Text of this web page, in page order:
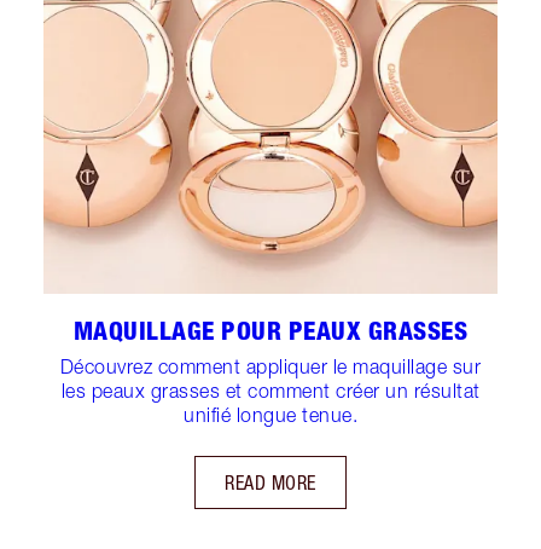
MAQUILLAGE POUR PEAUX GRASSES
Découvrez comment appliquer le maquillage sur
les peaux grasses et comment créer un résultat
unifié longue tenue.
READ MORE